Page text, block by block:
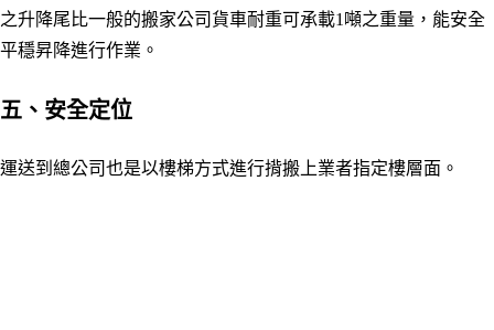
之升降尾比一般的搬家公司貨車耐重可承載1噸之重量，能安全
平穩昇降進行作業 。
五、安全定位
運送到總公司也是以樓梯方式進行揹搬上業者指定樓層面。